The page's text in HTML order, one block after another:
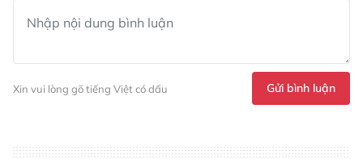
Xin vui lòng gõ tiếng Việt có dấu Gửi bình luận